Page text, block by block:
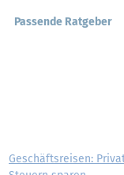
Passende Ratgeber
Geschäftsreisen: